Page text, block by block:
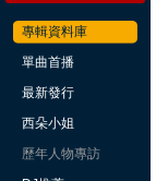
專輯資料庫
單曲首播
最新發行
西朵小姐
歷年人物專訪